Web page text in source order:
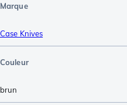
Marque
Case Knives
Couleur
brun